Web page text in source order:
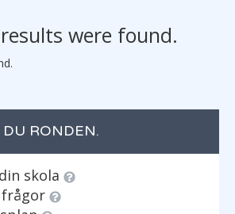
were found.
RONDEN.
skola
frågor